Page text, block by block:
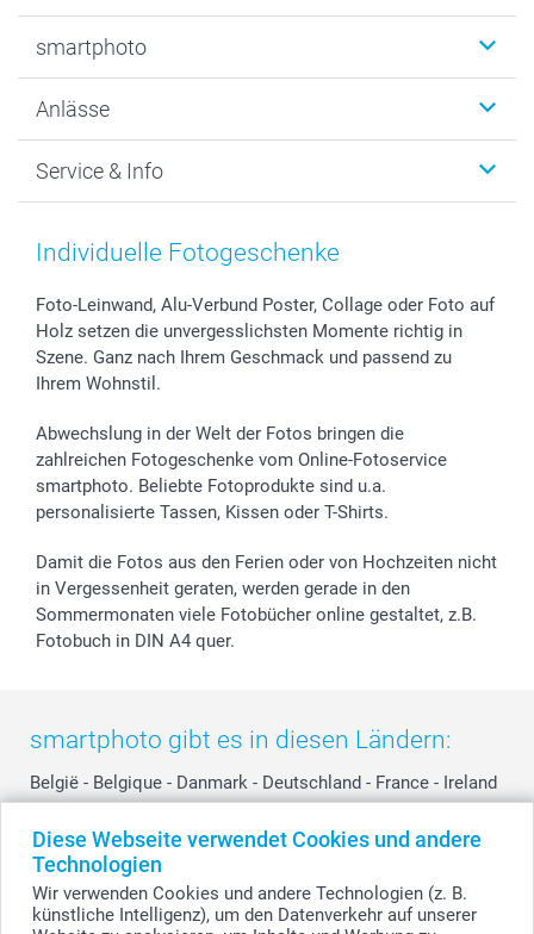
Diese Webseite verwendet Cookies und andere
Technologien
Wir verwenden Cookies und andere Technologien (z. B.
künstliche Intelligenz), um den Datenverkehr auf unserer
Fotogeschenke
MyNameBook
Fotoabzüge, Fotos als Buch & Poster
Zubehör & Material
Sticker & Etiketten
Geschenk-Gutscheine (PDF)
smartphoto
Warum smartphoto
Datenschutz
AGB
Presse
Partnerprogramme
Investor Relations
Widerrufsrecht
Anlässe
Neujahr
Muttertag
Kommunion & Konfirmation
Hochzeit
Geburtstag
Zu allen Anlässen
Service & Info
Preise und Versandkosten
48h Lieferung
Zahlungsmöglichkeiten
Anmelden /Registrieren
Status der Bestellung
smartfriends
smartgarantie
smartbonus
Individuelle Fotogeschenke
Foto-Leinwand, Alu-Verbund Poster, Collage oder Foto auf
Holz setzen die unvergesslichsten Momente richtig in
Szene. Ganz nach Ihrem Geschmack und passend zu
Ihrem Wohnstil.
Abwechslung in der Welt der Fotos bringen die
zahlreichen Fotogeschenke vom Online-Fotoservice
smartphoto. Beliebte Fotoprodukte sind u.a.
personalisierte Tassen, Kissen oder T-Shirts.
Damit die Fotos aus den Ferien oder von Hochzeiten nicht
in Vergessenheit geraten, werden gerade in den
Sommermonaten viele Fotobücher online gestaltet, z.B.
Fotobuch in DIN A4 quer.
smartphoto gibt es in diesen Ländern:
België - Belgique - Danmark - Deutschland - France - Ireland
Switzerland - Suomi - Sverige - United Kingdom -
Other Countries